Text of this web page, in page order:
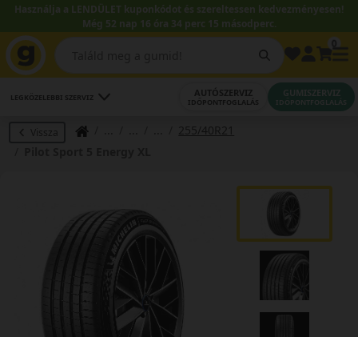
Használja a LENDÜLET kuponkódot és szereltessen kedvezményesen!
Még 52 nap 16 óra 34 perc 14 másodperc.
LEGKÖZELEBBI SZERVIZ AUTÓSZERVIZ
IDŐPONTFOGLALÁS
GUMISZERVIZ
IDŐPONTFOGLALÁS
Vissza
255/40R21